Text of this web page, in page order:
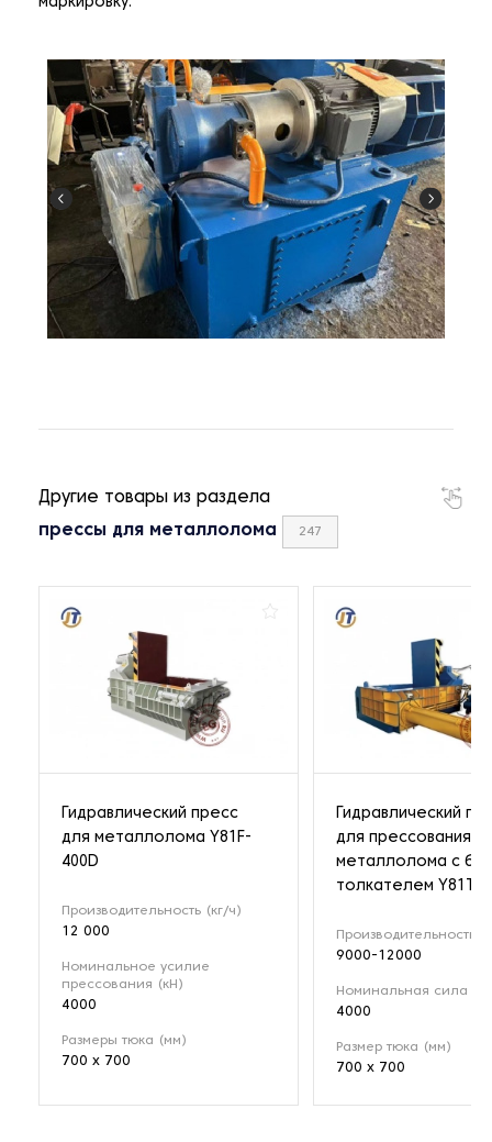
маркировку.
Другие товары из раздела
прессы для металлолома 247
Гидравлический пресс
для металлолома Y81F-
400D
Производительность (кг/ч)
12 000
Номинальное усилие
прессования (кН)
4000
Размеры тюка (мм)
700 x 700
Гидравлический
для прессования
металлолома с
толкателем Y81T-
Производительность
9000-12000
Номинальная сила
4000
Размер тюка (мм)
700 x 700